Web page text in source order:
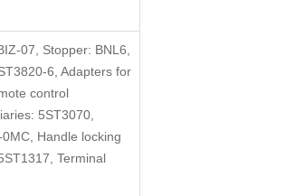
07, Stopper: BNL6,
6, Adapters for
control
5ST3070,
Handle locking
Terminal